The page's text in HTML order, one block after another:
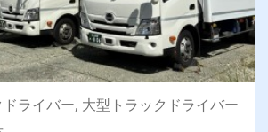
ライバー, 大型トラックドライバー